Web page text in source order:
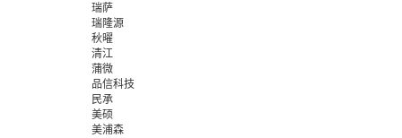
瑞萨
瑞隆源
秋曜
清江
蒲微
品信科技
民承
美硕
美浦森